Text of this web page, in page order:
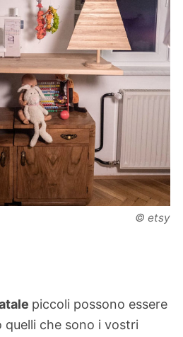
© etsy
piccoli possono essere
quelli che sono i vostri